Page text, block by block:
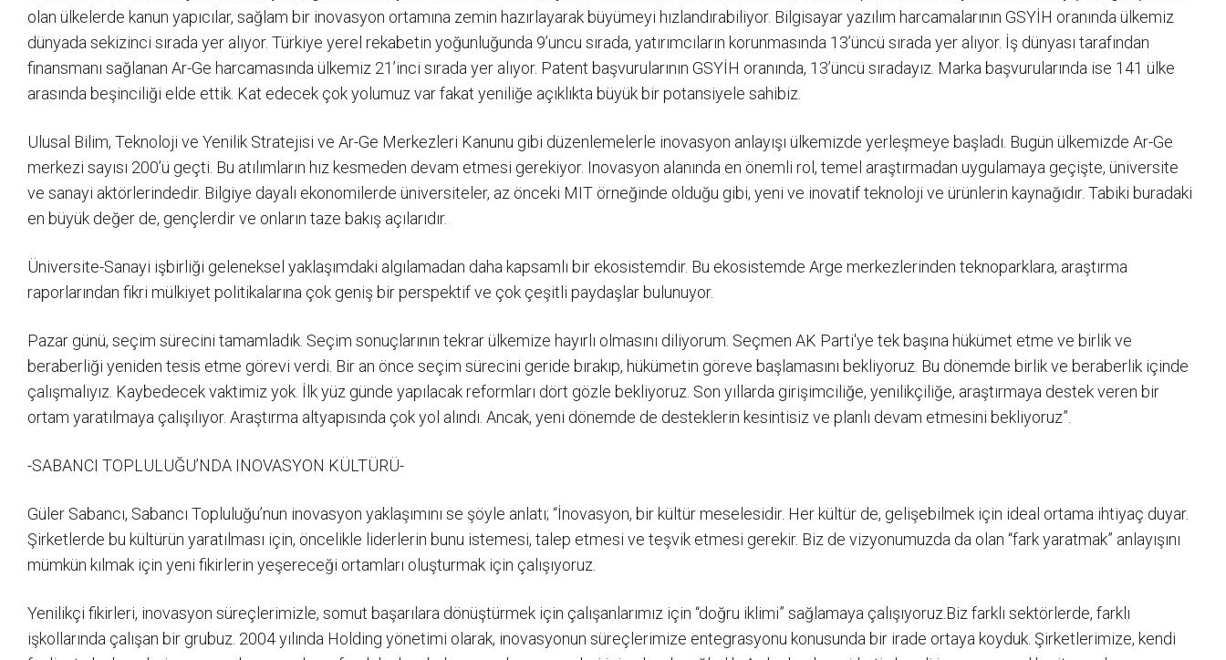
olan ülkelerde kanun yapıcılar, sağlam bir inovasyon ortamına zemin hazırlayarak büyümeyi hızlandırabiliyor. Bilgisayar yazılım harcamalarının GSYİH oranında ülkemiz
dünyada sekizinci sırada yer alıyor. Türkiye yerel rekabetin yoğunluğunda 9’uncu sırada, yatırımcıların korunmasında 13’üncü sırada yer alıyor. İş dünyası tarafından
finansmanı sağlanan Ar-Ge harcamasında ülkemiz 21’inci sırada yer alıyor. Patent başvurularının GSYİH oranında, 13’üncü sıradayız. Marka başvurularında ise 141 ülke
arasında beşinciliği elde ettik. Kat edecek çok yolumuz var fakat yeniliğe açıklıkta büyük bir potansiyele sahibiz.
Ulusal Bilim, Teknoloji ve Yenilik Stratejisi ve Ar-Ge Merkezleri Kanunu gibi düzenlemelerle inovasyon anlayışı ülkemizde yerleşmeye başladı. Bugün ülkemizde Ar-Ge
merkezi sayısı 200’ü geçti. Bu atılımların hız kesmeden devam etmesi gerekiyor. Inovasyon alanında en önemli rol, temel araştırmadan uygulamaya geçişte, üniversite
ve sanayi aktörlerindedir. Bilgiye dayalı ekonomilerde üniversiteler, az önceki MIT örneğinde olduğu gibi, yeni ve inovatif teknoloji ve ürünlerin kaynağıdır. Tabiki buradaki
en büyük değer de, gençlerdir ve onların taze bakış açılarıdır.
Üniversite-Sanayi işbirliği geleneksel yaklaşımdaki algılamadan daha kapsamlı bir ekosistemdir. Bu ekosistemde Arge merkezlerinden teknoparklara, araştırma
raporlarından fikri mülkiyet politikalarına çok geniş bir perspektif ve çok çeşitli paydaşlar bulunuyor.
Pazar günü, seçim sürecini tamamladık. Seçim sonuçlarının tekrar ülkemize hayırlı olmasını diliyorum. Seçmen AK Parti'ye tek başına hükümet etme ve birlik ve
beraberliği yeniden tesis etme görevi verdi. Bir an önce seçim sürecini geride bırakıp, hükümetin göreve başlamasını bekliyoruz. Bu dönemde birlik ve beraberlik içinde
çalışmalıyız. Kaybedecek vaktimiz yok. İlk yüz günde yapılacak reformları dört gözle bekliyoruz. Son yıllarda girişimciliğe, yenilikçiliğe, araştırmaya destek veren bir
ortam yaratılmaya çalışılıyor. Araştırma altyapısında çok yol alındı. Ancak, yeni dönemde de desteklerin kesintisiz ve planlı devam etmesini bekliyoruz”.
-SABANCI TOPLULUĞU’NDA INOVASYON KÜLTÜRÜ-
Güler Sabancı, Sabancı Topluluğu’nun inovasyon yaklaşımını se şöyle anlatı; “İnovasyon, bir kültür meselesidir. Her kültür de, gelişebilmek için ideal ortama ihtiyaç duyar.
Şirketlerde bu kültürün yaratılması için, öncelikle liderlerin bunu istemesi, talep etmesi ve teşvik etmesi gerekir. Biz de vizyonumuzda da olan “fark yaratmak” anlayışını
mümkün kılmak için yeni fikirlerin yeşereceği ortamları oluşturmak için çalışıyoruz.
Yenilikçi fikirleri, inovasyon süreçlerimizle, somut başarılara dönüştürmek için çalışanlarımız için “doğru iklimi” sağlamaya çalışıyoruz.Biz farklı sektörlerde, farklı
işkollarında çalışan bir grubuz. 2004 yılında Holding yönetimi olarak, inovasyonun süreçlerimize entegrasyonu konusunda bir irade ortaya koyduk. Şirketlerimize, kendi